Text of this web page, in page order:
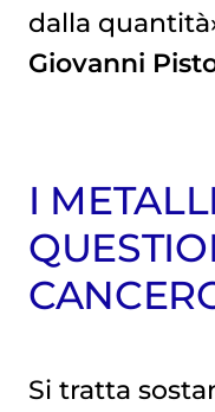
dalla
Giovanni
I
Si tratta